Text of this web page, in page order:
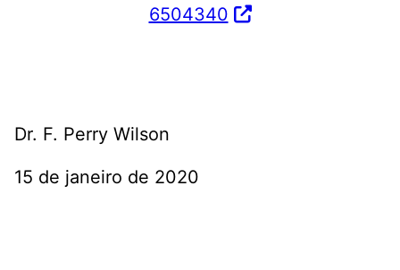
6504340
Dr. F. Perry Wilson
15 de janeiro de 2020